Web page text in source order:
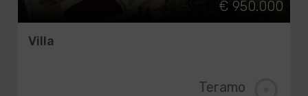
€ 950.000
Villa
Teramo